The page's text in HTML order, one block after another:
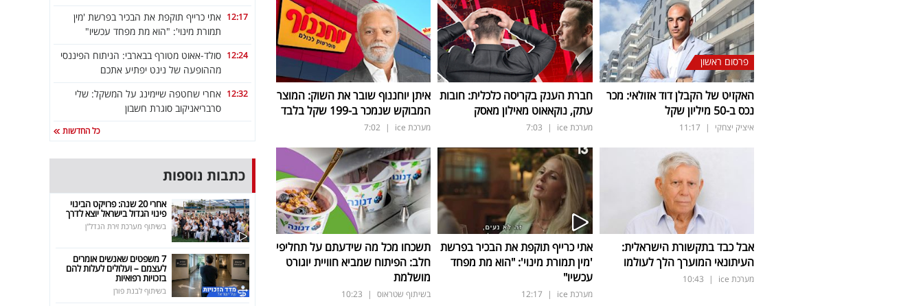
פרסום ראשון
האקזיט של הקבלן דוד אזולאי: מכר
נכס ב-50 מיליון שקל
איציק יצחקי |
11:17
חברת הענק בקריסה כלכלית: חובות
עתק, נוקאאוט מאילון מאסק
מערכת ice |
7:03
איתן יוחננוף שובר את השוק: המוצר
המבוקש שנמכר ב-199 שקל בלבד
מערכת ice |
7:02
אבל כבד בתקשורת הישראלית:
העיתונאי המוערך הלך לעולמו
מערכת ice |
10:43
אתי כרייף תוקפת את הבכיר בפרשת
'מין תמורת מינוי': "הוא מת מפחד
עכשיו"
מערכת ice |
12:17
תשכחו מכל מה שידעתם על תחליפי
חלב: הפיתוח שמביא חוויית יוגורט
מושלמת
בשיתוף שטראוס |
10:23
12:17 אתי כרייף תוקפת את הבכיר בפרשת 'מין
תמורת מינוי': "הוא מת מפחד עכשיו"
12:24 סולד-אאוט מטורף בבארבי: הניתוח הפיננסי
מההופעה של נינט יפתיע אתכם
12:32 אחרי שחטפה שיימינג על המשקל: שלי
סרבריאניקוב סוגרת חשבון
כל החדשות
כתבות נוספות
אחרי 20 שנה: פרויקט הבינוי
פינוי הגדול בישראל יוצא לדרך
בשיתוף מערכת זירת הנדל"ן
7 משפטים שאנשים אומרים
לעצמם – ועלולים לעלות להם
בזכויות רפואיות
בשיתוף לבנת פורן